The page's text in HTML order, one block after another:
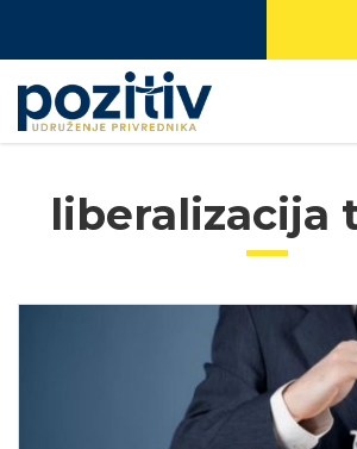
liberalizacija